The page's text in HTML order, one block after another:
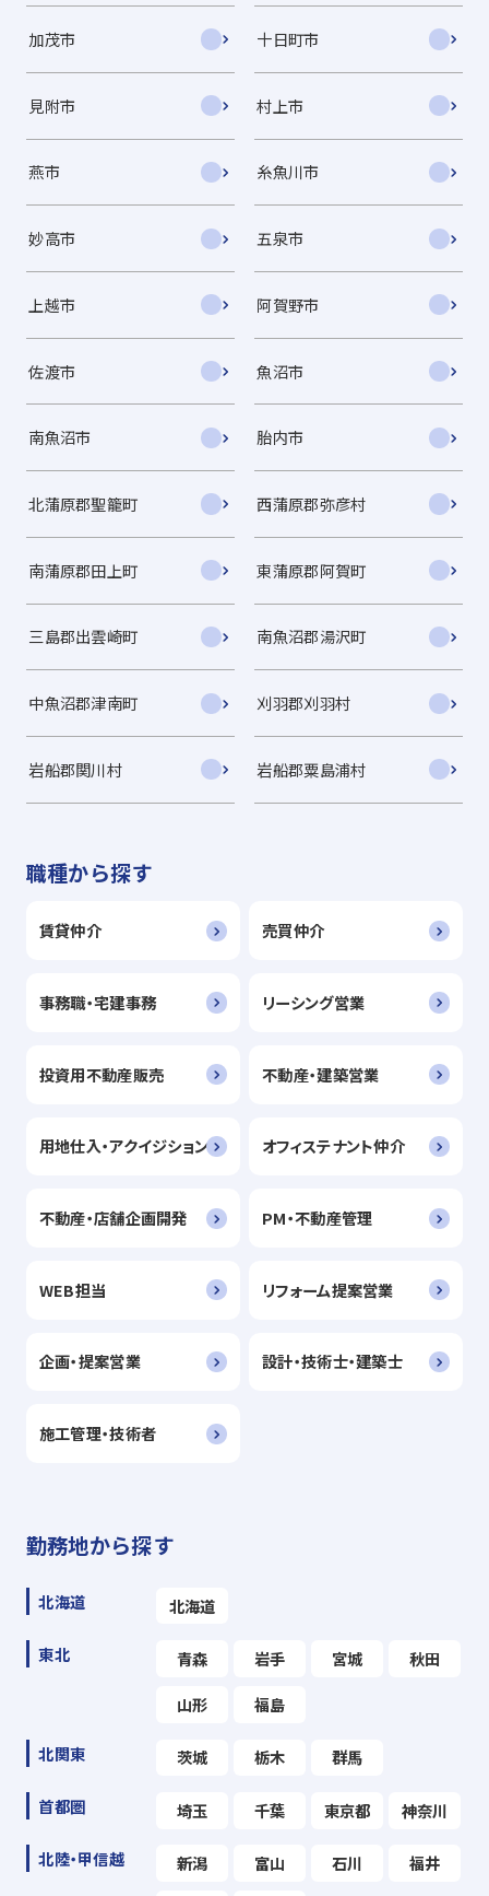
加茂市 十日町市
見附市 村上市
燕市 糸魚川市
妙高市 五泉市
上越市 阿賀野市
佐渡市 魚沼市
南魚沼市 胎内市
北蒲原郡聖籠町 西蒲原郡弥彦村
南蒲原郡田上町 東蒲原郡阿賀町
三島郡出雲崎町 南魚沼郡湯沢町
中魚沼郡津南町 刈羽郡刈羽村
岩船郡関川村 岩船郡粟島浦村
職種から探す
賃貸仲介 売買仲介
事務職・宅建事務 リーシング営業
投資用不動産販売 不動産・建築営業
用地仕入・アクイジション オフィステナント仲介
不動産・店舗企画開発 PM・不動産管理
WEB担当 リフォーム提案営業
企画・提案営業 設計・技術士・建築士
施工管理・技術者
勤務地から探す
北海道 北海道
東北 青森 岩手 宮城 秋田
山形 福島
北関東 茨城 栃木 群馬
首都圏 埼玉 千葉 東京都 神奈川
北陸・甲信越 新潟 富山 石川 福井